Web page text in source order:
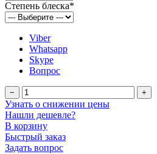
Степень блеска*
Viber
Whatsapp
Skype
Вопрос
− +
Узнать о снижении цены
Нашли дешевле?
В корзину
Быстрый заказ
Задать вопрос